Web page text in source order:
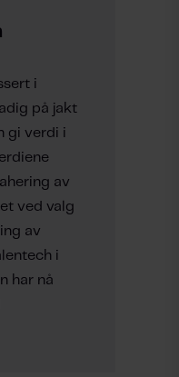
i
på jakt
gi verdi i
av
ved valg
av
i
har nå